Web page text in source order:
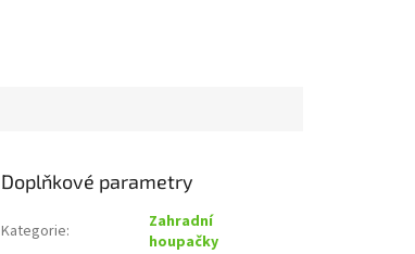
Doplňkové parametry
Kategorie:
Zahradní
houpačky